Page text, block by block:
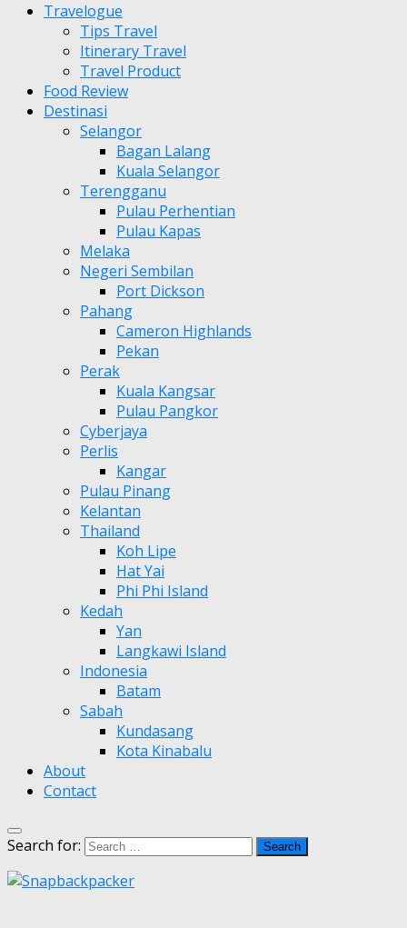
Travelogue
Tips Travel
Itinerary Travel
Travel Product
Food Review
Destinasi
Selangor
Bagan Lalang
Kuala Selangor
Terengganu
Pulau Perhentian
Pulau Kapas
Melaka
Negeri Sembilan
Port Dickson
Pahang
Cameron Highlands
Pekan
Perak
Kuala Kangsar
Pulau Pangkor
Cyberjaya
Perlis
Kangar
Pulau Pinang
Kelantan
Thailand
Koh Lipe
Hat Yai
Phi Phi Island
Kedah
Yan
Langkawi Island
Indonesia
Batam
Sabah
Kundasang
Kota Kinabalu
About
Contact
Search for: